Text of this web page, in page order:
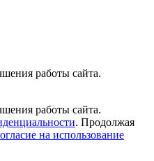
работы сайта.
работы сайта.
. Продолжая
на использование